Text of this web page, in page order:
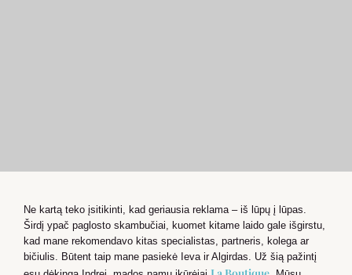
Ne kartą teko įsitikinti, kad geriausia reklama – iš lūpų į lūpas.
Širdį ypač paglosto skambučiai, kuomet kitame laido gale išgirstu,
kad mane rekomendavo kitas specialistas, partneris, kolega ar
bičiulis. Būtent taip mane pasiekė Ieva ir Algirdas. Už šią pažintį